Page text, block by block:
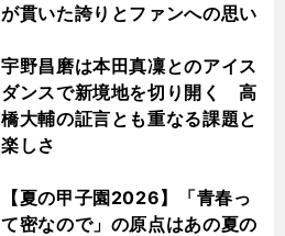
が貫いた誇りとファンへの思い
宇野昌磨は本田真凜とのアイス
ダンスで新境地を切り開く 高
橋大輔の証言とも重なる課題と
楽しさ
【夏の甲子園2026】「青春っ
て密なので」の原点はあの夏の